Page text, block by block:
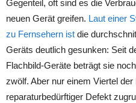
Gegenteil, oft sind es die
neuen Gerät greifen. Laut einer
zu Fernsehern ist die
Geräts deutlich gesunken: Seit
Flachbild-Geräte beträgt sie
zwölf. Aber nur einem Viertel
reparaturbedürftiger Defekt